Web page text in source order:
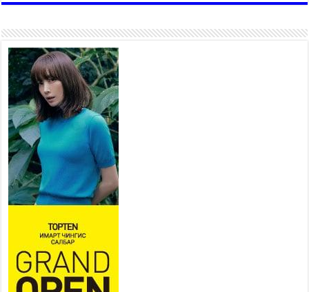
боломжтой-Хүүхэд хөгжүүлэх
төв” байгуулах төсөлд төр,
хувийн хэвшлийн түншлэлийн хүрээнд хамтран
ажиллахыг урьж байна
2026 оны 7 сар 22 / 9 цаг 28 минут
Б.Пүрэвдагва: “Урт цагаан”-ыг залуучууд чөлөөт
цагаа өнгөрүүлдэг, жуулчид зорьж ирдэг цэг
болгоно
2026 оны 7 сар 21 / 16 цаг 47 минут
Тусгай замын автобус /BRT/ төслийн удирдах
хорооны ээлжит хуралдаан боллоо
2026 оны 7 сар 21 / 16 цаг 43 минут
Ерөнхий сайд Н.Учрал БНХАУ-аас Монгол Улсад
суугаа Элчин сайд Шэнь Миньжюанийг хүлээн
авч уулзав
2026 оны 7 сар 21 / 16 цаг 39 минут
БҮГД НАЙРАМДАХ ТАЖИКИСТАН УЛСТАЙ